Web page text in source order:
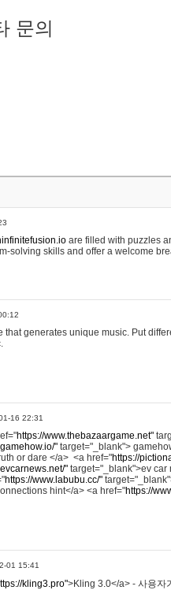
문의
are filled with puzzles
solving skills and offer a welcome
that generates unique music. Put
16 22:31
https://www.thebazaargame.net"
" target="_blank">
or dare </a> <a href="https://
" target="_blank">ev car
https://www.labubu.cc/"
hint</a> <a href="https://
01 15:41
kling3.pro">Kling 3.0</a> - 사용자